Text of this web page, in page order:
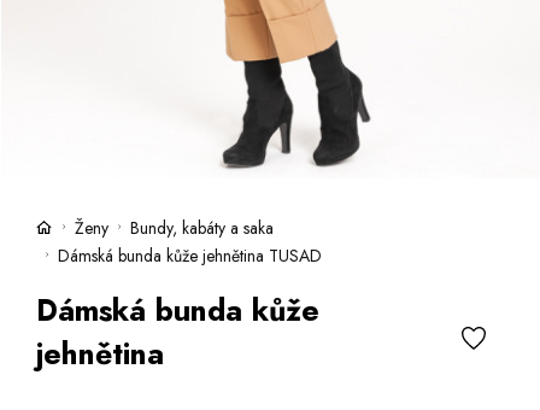
Ženy
Bundy, kabáty a saka
Dámská bunda kůže jehnětina TUSAD
Dámská bunda kůže
jehnětina